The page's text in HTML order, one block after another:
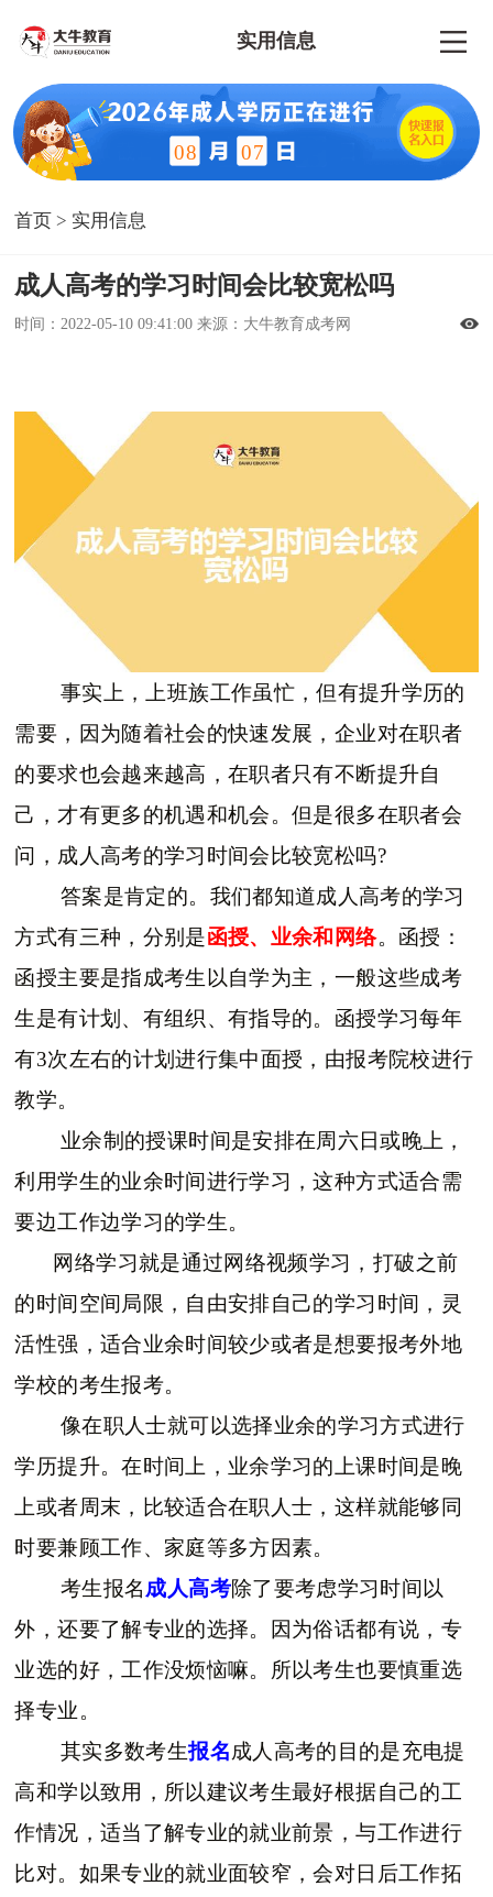
实用信息
08 07
首页 > 实用信息
成人高考的学习时间会比较宽松吗
时间：2022-05-10 09:41:00 来源：大牛教育成考网
事实上，上班族工作虽忙，但有提升学历的
需要，因为随着社会的快速发展，企业对在职者
的要求也会越来越高，在职者只有不断提升自
己，才有更多的机遇和机会。但是很多在职者会
问，成人高考的学习时间会比较宽松吗?
答案是肯定的。我们都知道成人高考的学习
方式有三种，分别是函授、业余和网络。函授：
函授主要是指成考生以自学为主，一般这些成考
生是有计划、有组织、有指导的。函授学习每年
有3次左右的计划进行集中面授，由报考院校进行
教学。
业余制的授课时间是安排在周六日或晚上，
利用学生的业余时间进行学习，这种方式适合需
要边工作边学习的学生。
网络学习就是通过网络视频学习，打破之前
的时间空间局限，自由安排自己的学习时间，灵
活性强，适合业余时间较少或者是想要报考外地
学校的考生报考。
像在职人士就可以选择业余的学习方式进行
学历提升。在时间上，业余学习的上课时间是晚
上或者周末，比较适合在职人士，这样就能够同
时要兼顾工作、家庭等多方因素。
考生报名成人高考除了要考虑学习时间以
外，还要了解专业的选择。因为俗话都有说，专
业选的好，工作没烦恼嘛。所以考生也要慎重选
择专业。
其实多数考生报名成人高考的目的是充电提
高和学以致用，所以建议考生最好根据自己的工
作情况，适当了解专业的就业前景，与工作进行
比对。如果专业的就业面较窄，会对日后工作拓